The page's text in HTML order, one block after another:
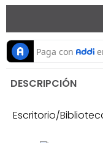
DESCRIPCIÓN
Escritorio/